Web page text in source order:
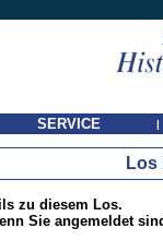
SERVICE |
Los
zu diesem Los.
Sie angemeldet